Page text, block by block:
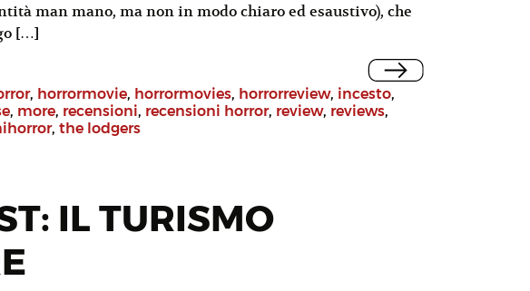
man mano, ma non in modo chiaro ed esaustivo), che
[…]
, horrormovie, horrormovies, horrorreview, incesto,
, more, recensioni, recensioni horror, review, reviews,
, the lodgers
IL TURISMO